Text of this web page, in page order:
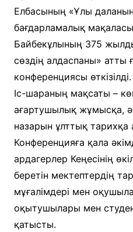
Елбасының «Ұлы
бағдарламалық
Байбекұлының 375
сөздің алдаспаны»
конференциясы өткізілді.
Іс-шараның мақсаты –
ағартушылық жұмысқа,
назарын ұлттық тарихқа
Конференцияға қала
ардагерлер Кеңесінің
беретін мектептердің
мұғалімдері мен
оқытушылары мен
қатысты.